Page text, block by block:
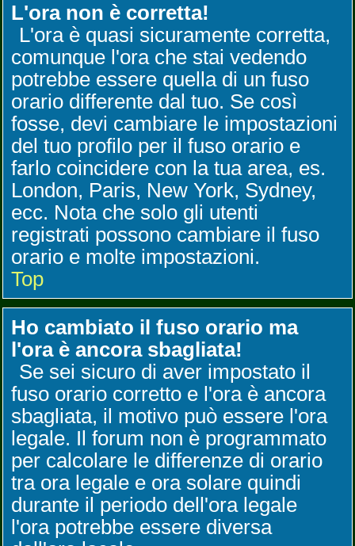
L'ora non è corretta!
L'ora è quasi sicuramente corretta,
comunque l'ora che stai vedendo
potrebbe essere quella di un fuso
orario differente dal tuo. Se così
fosse, devi cambiare le impostazioni
del tuo profilo per il fuso orario e
farlo coincidere con la tua area, es.
London, Paris, New York, Sydney,
ecc. Nota che solo gli utenti
registrati possono cambiare il fuso
orario e molte impostazioni.
Top
Ho cambiato il fuso orario ma
l'ora è ancora sbagliata!
Se sei sicuro di aver impostato il
fuso orario corretto e l'ora è ancora
sbagliata, il motivo può essere l'ora
legale. Il forum non è programmato
per calcolare le differenze di orario
tra ora legale e ora solare quindi
durante il periodo dell'ora legale
l'ora potrebbe essere diversa